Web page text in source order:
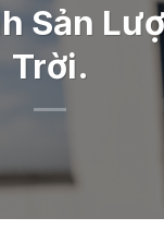
Sản
Trời.